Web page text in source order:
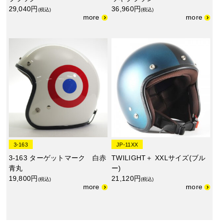
29,040円 (税込)
36,960円(税込)
3-163
3-163 ターゲットマーク 白赤
青丸
19,800円 (税込)
JP-11XX
TWILIGHT＋ XXLサイズ(ブル
ー)
21,120円(税込)